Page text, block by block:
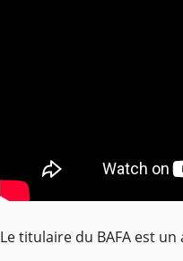
Le titulaire du BAFA est